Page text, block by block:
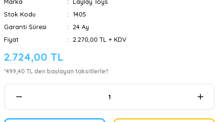
Stok Kodu
1405
Garanti Süresi
24 Ay
Fiyat
2.270,00 TL + KDV
2.724,00 TL
*499,40 TL den başlayan taksitlerle!!